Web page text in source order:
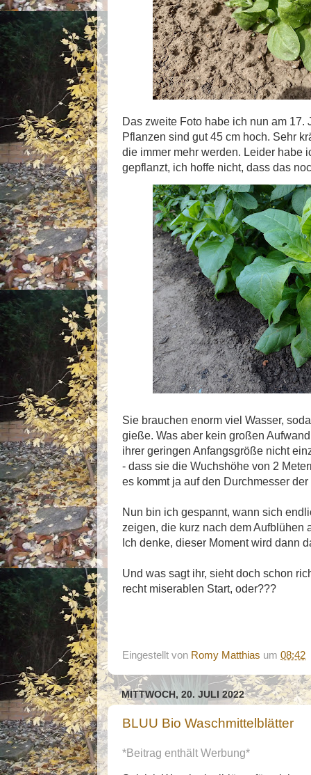
Das zweite Foto habe ich nun am 17.
Pflanzen sind gut 45 cm hoch. Sehr
die immer mehr werden. Leider habe
gepflanzt, ich hoffe nicht, dass das
Sie brauchen enorm viel Wasser,
gieße. Was aber kein großen
ihrer geringen Anfangsgröße nicht
- dass sie die Wuchshöhe von 2
es kommt ja auf den Durchmesser
Nun bin ich gespannt, wann sich
zeigen, die kurz nach dem Aufblühen
Ich denke, dieser Moment wird dann
Und was sagt ihr, sieht doch schon
recht miserablen Start, oder???
Eingestellt von Romy Matthias um 08:42
MITTWOCH, 20. JULI 2022
BLUU Bio Waschmittelblätter
*Beitrag enthält Werbung*